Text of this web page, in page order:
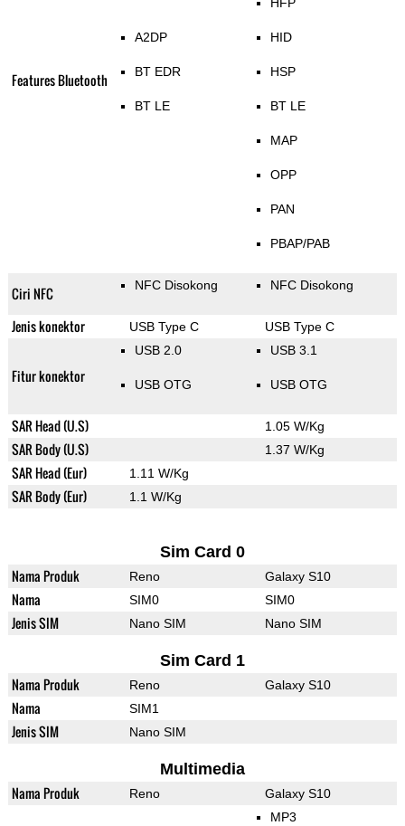
Features Bluetooth
A2DP
BT EDR
BT LE
HID
HSP
BT LE
MAP
OPP
PAN
PBAP/PAB
Ciri NFC NFC Disokong NFC Disokong
Jenis konektor USB Type C USB Type C
Fitur konektor
USB 2.0
USB OTG
USB 3.1
USB OTG
SAR Head (U.S) 1.05 W/Kg
SAR Body (U.S) 1.37 W/Kg
SAR Head (Eur) 1.11 W/Kg
SAR Body (Eur) 1.1 W/Kg
Sim Card 0
Nama Produk Reno Galaxy S10
Nama SIM0 SIM0
Jenis SIM Nano SIM Nano SIM
Sim Card 1
Nama Produk Reno Galaxy S10
Nama SIM1
Jenis SIM Nano SIM
Multimedia
Nama Produk Reno Galaxy S10
MP3